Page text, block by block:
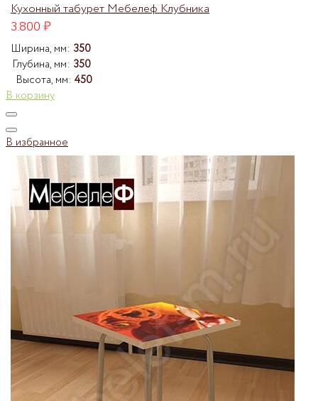
Кухонный табурет Мебелеф Клубника
3.800₽
Ширина, мм: 350
Глубина, мм: 350
Высота, мм: 450
В корзину
В избранное